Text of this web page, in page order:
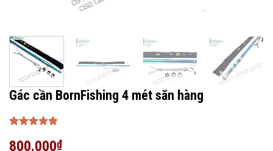
Gác cần BornFishing 4 mét săn hàng
hạng 55
800.000₫